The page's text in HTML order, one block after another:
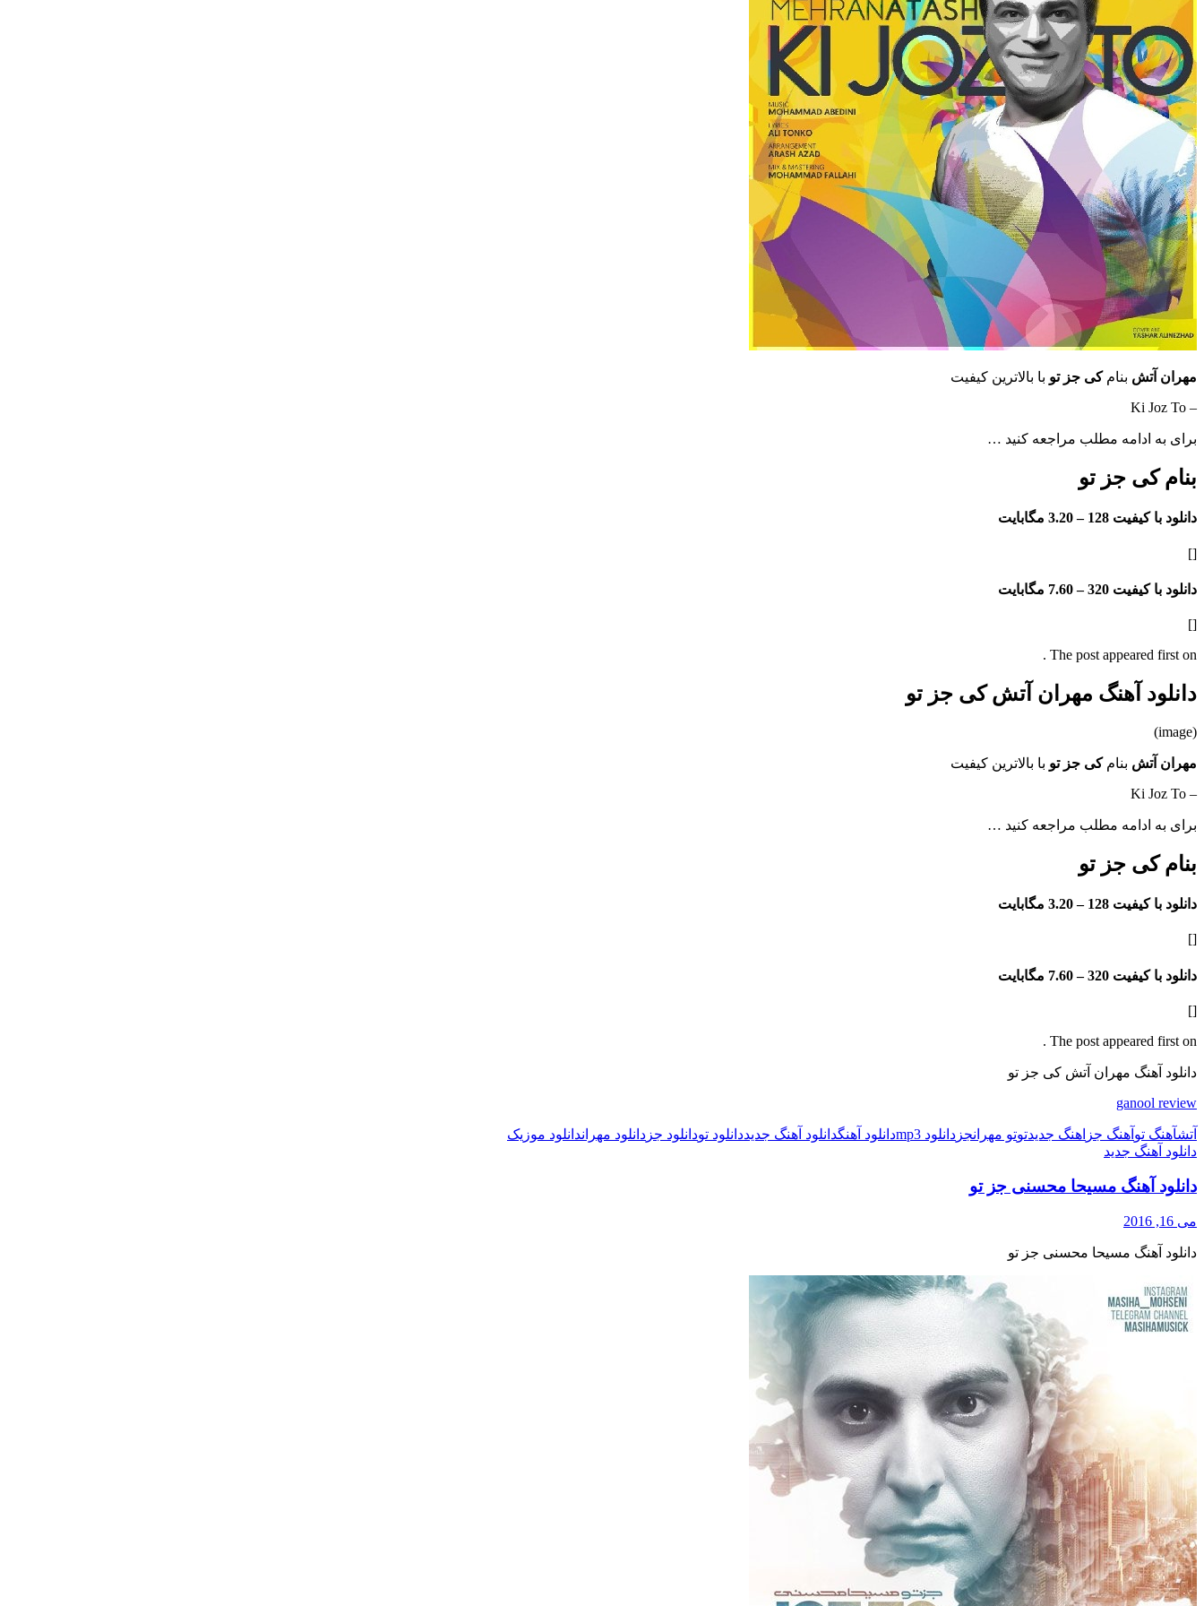
مهران آتش بنامکی جز تو با بالاترین کیفیت
– Ki Joz To
برای به ادامه مطلب مراجعه کنید …
بنام کی جز تو
دانلود با کیفیت 128 – 3.20 مگابایت
[]
دانلود با کیفیت 320 – 7.60 مگابایت
[]
The post appeared first on .
دانلود آهنگ مهران آتش کی جز تو
(image)
مهران آتش بنامکی جز تو با بالاترین کیفیت
– Ki Joz To
برای به ادامه مطلب مراجعه کنید …
بنام کی جز تو
دانلود با کیفیت 128 – 3.20 مگابایت
[]
دانلود با کیفیت 320 – 7.60 مگابایت
[]
The post appeared first on .
دانلود آهنگ مهران آتش کی جز تو
ganool review
آتشآهنگ تو آهنگ جز اهنگ جدیدتوتو مهرانجز دانلود mp3 دانلود آهنگدانلود آهنگ جدیددانلود تودانلود جز دانلود مهراندانلود موزیک
دانلود آهنگ جدید
دانلود آهنگ مسیحا محسنی جز تو
می 16, 2016
دانلود آهنگ مسیحا محسنی جز تو